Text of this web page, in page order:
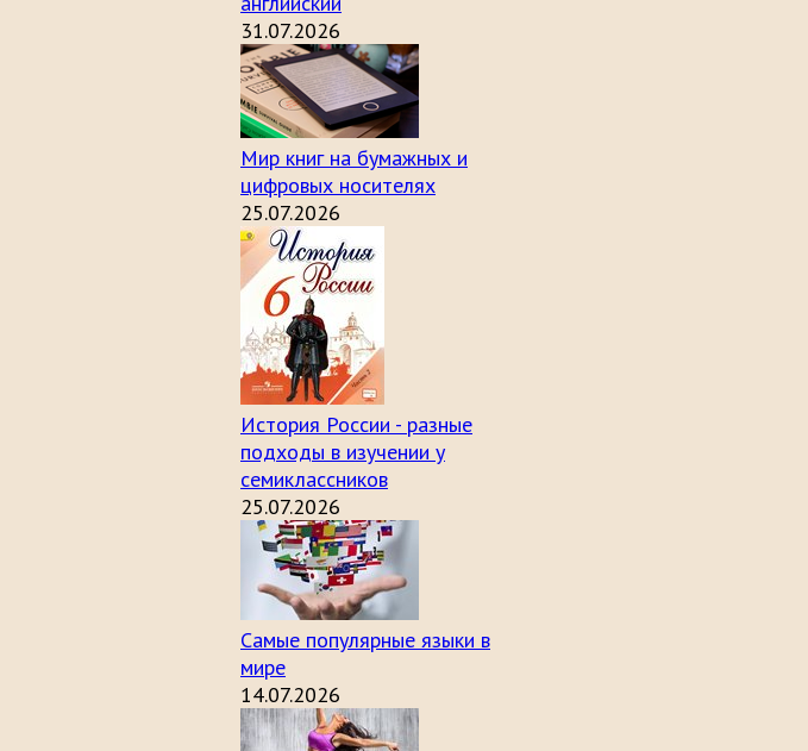
31.07.2026
Мир книг на бумажных и
цифровых носителях
25.07.2026
История России - разные
подходы в изучении у
семиклассников
25.07.2026
Самые популярные языки в
мире
14.07.2026